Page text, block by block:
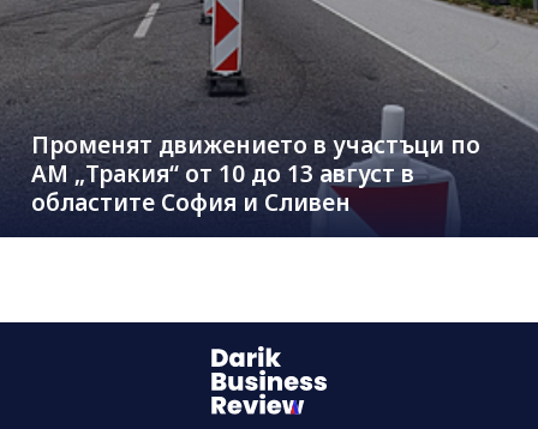
Променят движението в участъци по
АМ „Тракия“ от 10 до 13 август в
областите София и Сливен